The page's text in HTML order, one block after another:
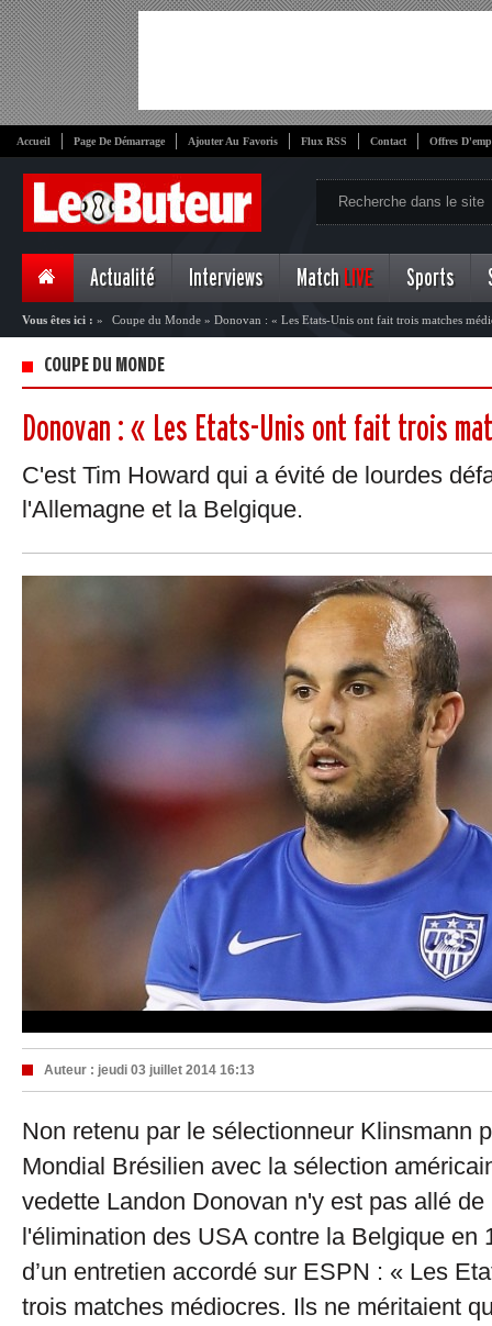
Accueil Page De Démarrage Ajouter Au Favoris Flux RSS Contact Offres
Actualité Interviews Match LIVE Sports
Vous êtes ici : » Coupe du Monde » Donovan : « Les Etats-Unis ont fait trois matches
COUPE DU MONDE
Donovan : « Les Etats-Unis ont fait trois
C'est Tim Howard qui a évité de lourdes
l'Allemagne et la Belgique.
Auteur : jeudi 03 juillet 2014 16:13
Non retenu par le sélectionneur Klinsmann
Mondial Brésilien avec la sélection
vedette Landon Donovan n'y est pas allé
l'élimination des USA contre la Belgique en
d’un entretien accordé sur ESPN : « Les
trois matches médiocres. Ils ne méritaient